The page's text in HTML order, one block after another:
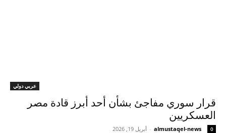
عربي دولي
قرار سوري مفاجئ بشأن أحد أبرز قادة مصر
العسكريين
almustaqel-news
- أبريل 19, 2026 0